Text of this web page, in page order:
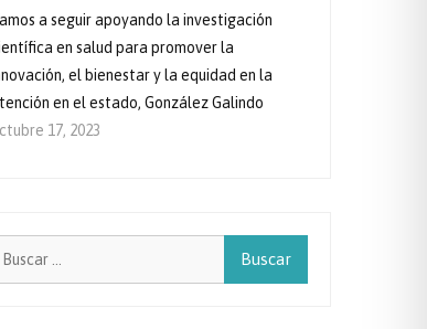
a seguir apoyando la investigación
en salud para promover la
el bienestar y la equidad en la
en el estado, González Galindo
17, 2023